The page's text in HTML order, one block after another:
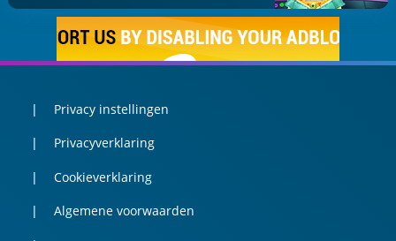
Privacy instellingen
Privacyverklaring
Cookieverklaring
Algemene voorwaarden